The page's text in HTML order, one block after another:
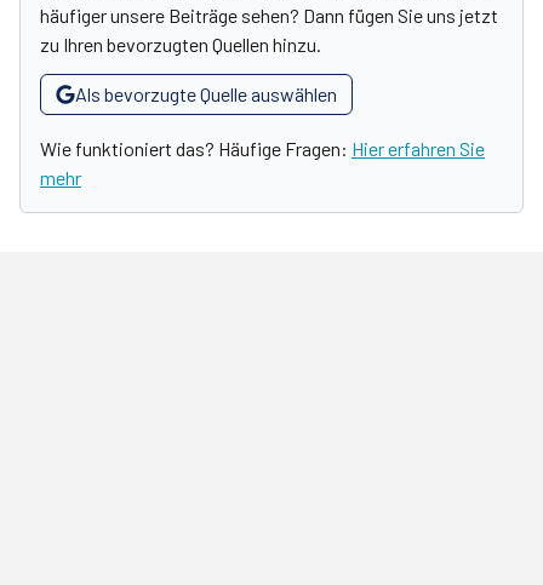
häufiger unsere Beiträge sehen? Dann fügen Sie uns jetzt
zu Ihren bevorzugten Quellen hinzu.
Als bevorzugte Quelle auswählen
Wie funktioniert das? Häufige Fragen: Hier erfahren Sie
mehr